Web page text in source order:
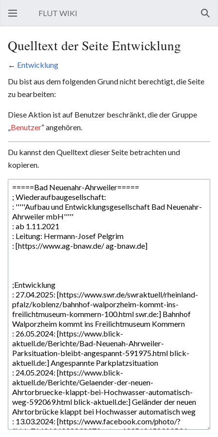
Hauptmenü öffnen
FLUT WIKI
Quelltext der Seite Entwicklung
← Entwicklung
Du bist aus dem folgenden Grund nicht berechtigt, die Seite
zu bearbeiten:
Diese Aktion ist auf Benutzer beschränkt, die der Gruppe
„Benutzer“ angehören.
Du kannst den Quelltext dieser Seite betrachten und
kopieren.